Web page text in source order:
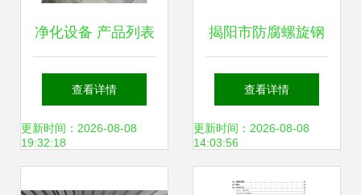
净化设备 产品列表
第121页 制药设备
网
查看详情
更新时间：2026-08-08
19:32:18
揭阳市防腐螺旋钢
管加工厂家 钢压延
加工产业的专业服
查看详情
更新时间：2026-08-08
14:03:56